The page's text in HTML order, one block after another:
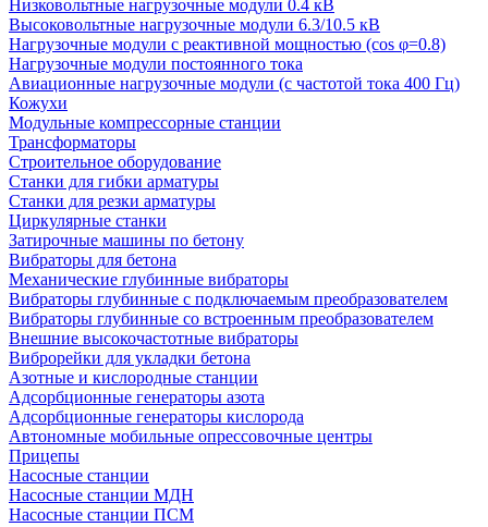
Низковольтные нагрузочные модули 0.4 кВ
Высоковольтные нагрузочные модули 6.3/10.5 кВ
Нагрузочные модули с реактивной мощностью (cos φ=0.8)
Нагрузочные модули постоянного тока
Авиационные нагрузочные модули (с частотой тока 400 Гц)
Кожухи
Модульные компрессорные станции
Трансформаторы
Строительное оборудование
Станки для гибки арматуры
Станки для резки арматуры
Циркулярные станки
Затирочные машины по бетону
Вибраторы для бетона
Механические глубинные вибраторы
Вибраторы глубинные с подключаемым преобразователем
Вибраторы глубинные со встроенным преобразователем
Внешние высокочастотные вибраторы
Виброрейки для укладки бетона
Азотные и кислородные станции
Адсорбционные генераторы азота
Адсорбционные генераторы кислорода
Автономные мобильные опрессовочные центры
Прицепы
Насосные станции
Насосные станции МДН
Насосные станции ПСМ